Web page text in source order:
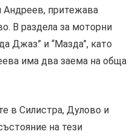
Андреев, притежава
В раздела за моторни
Джаз” и “Мазда”, като
има два заема на обща
в Силистра, Дулово и
на тези